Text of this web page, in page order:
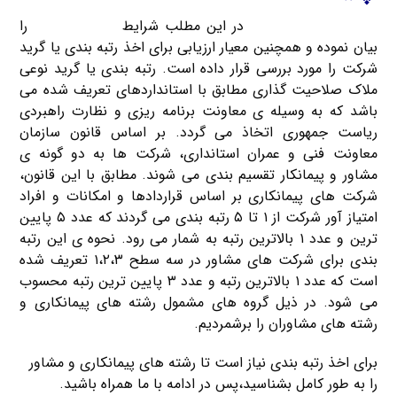
در این مطلب شرایط
را
بیان نموده و همچنین معیار ارزیابی برای اخذ رتبه بندی یا گرید
شرکت را مورد بررسی قرار داده است. رتبه بندی یا گرید نوعی
ملاک صلاحیت گذاری مطابق با استانداردهای تعریف شده می
باشد که به وسیله ی معاونت برنامه ریزی و نظارت راهبردی
ریاست جمهوری اتخاذ می گردد. بر اساس قانون سازمان
معاونت فنی و عمران استانداری، شرکت ها به دو گونه ی
مشاور و پیمانکار تقسیم بندی می شوند. مطابق با این قانون،
شرکت های پیمانکاری بر اساس قراردادها و امکانات و افراد
امتیاز آور شرکت از ۱ تا ۵ رتبه بندی می گردند که عدد ۵ پایین
ترین و عدد ۱ بالاترین رتبه به شمار می رود. نحوه ی این رتبه
بندی برای شرکت های مشاور در سه سطح ۱،۲،۳ تعریف شده
است که عدد ۱ بالاترین رتبه و عدد ۳ پایین ترین رتبه محسوب
می شود. در ذیل گروه های مشمول رشته های پیمانکاری و
رشته های مشاوران را برشمردیم.
برای اخذ رتبه بندی نیاز است تا رشته های پیمانکاری و مشاور
را به طور کامل بشناسید،پس در ادامه با ما همراه باشید.